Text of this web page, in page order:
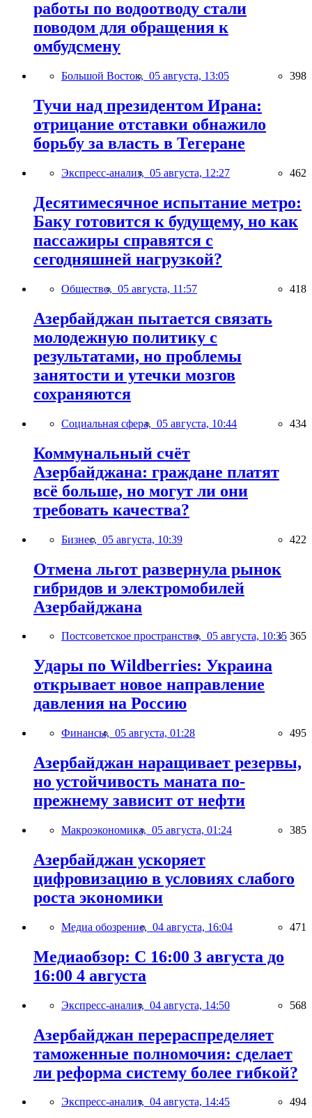
работы по водоотводу стали
поводом для обращения к
омбудсмену
Большой Восток, 05 августа, 13:05 398
Тучи над президентом Ирана:
отрицание отставки обнажило
борьбу за власть в Тегеране
Экспресс-анализ, 05 августа, 12:27 462
Десятимесячное испытание метро:
Баку готовится к будущему, но как
пассажиры справятся с
сегодняшней нагрузкой?
Общество, 05 августа, 11:57 418
Азербайджан пытается связать
молодежную политику с
результатами, но проблемы
занятости и утечки мозгов
сохраняются
Социальная сфера, 05 августа, 10:44 434
Коммунальный счёт
Азербайджана: граждане платят
всё больше, но могут ли они
требовать качества?
Бизнес, 05 августа, 10:39 422
Отмена льгот развернула рынок
гибридов и электромобилей
Азербайджана
Постсоветское пространство, 05 августа, 10:35 365
Удары по Wildberries: Украина
открывает новое направление
давления на Россию
Финансы, 05 августа, 01:28 495
Азербайджан наращивает резервы,
но устойчивость маната по-
прежнему зависит от нефти
Макроэкономика, 05 августа, 01:24 385
Азербайджан ускоряет
цифровизацию в условиях слабого
роста экономики
Медиа обозрение, 04 августа, 16:04 471
Медиаобзор: С 16:00 3 августа до
16:00 4 августа
Экспресс-анализ, 04 августа, 14:50 568
Азербайджан перераспределяет
таможенные полномочия: сделает
ли реформа систему более гибкой?
Экспресс-анализ, 04 августа, 14:45 494